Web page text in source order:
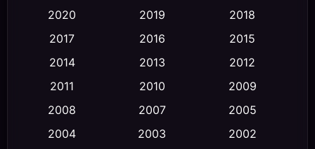
Classic หนังคลาสสิก (23)
Comedy ตลก (475)
Conspiracy
Crime อาชญากรรม (355)
2020
2019
2018
2017
2016
2015
2014
2013
2012
2011
2010
2009
2008
2007
2005
2004
2003
2002